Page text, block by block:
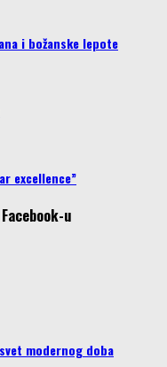
i božanske lepote
excellence”
u
modernog doba